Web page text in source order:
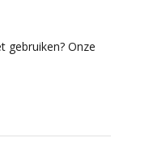
Onze